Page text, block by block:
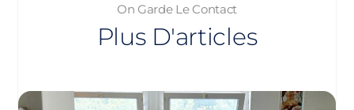
On Garde Le Contact
Plus D'articles